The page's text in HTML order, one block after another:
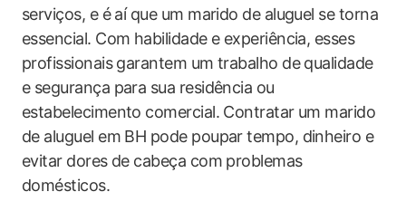
serviços, e é aí que um marido de aluguel se torna
essencial. Com habilidade e experiência, esses
profissionais garantem um trabalho de qualidade
e segurança para sua residência ou
estabelecimento comercial. Contratar um marido
de aluguel em BH pode poupar tempo, dinheiro e
evitar dores de cabeça com problemas
domésticos.